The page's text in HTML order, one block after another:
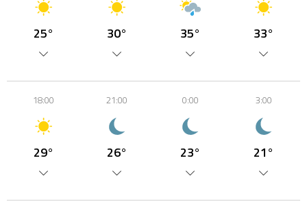
25° 30° 35° 33°
18:00
29°
21:00
26°
0:00
23°
3:00
21°